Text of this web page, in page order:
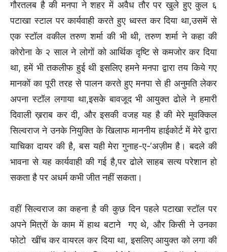
गौरतलब है की मनपा ने शहर में अवैध तौर पर खुले हुए कुल ६
पटाखा स्टाल पर कार्यवाही करते हुए ध्वस्त कर दिया था,उसमें से
एक स्टॉल वकील तरुण शर्मा की भी थी, तरुण शर्मा ने कहा की
कोरोना के २ साल ने लोगों को आर्थिक दृष्टि से कमजोर कर दिया
था, हमें भी तकलीफ हुई थी इसलिए हमने मनपा द्वारा तय किये गए
मानकों का पूरी तरह से पालन करते हुए मनपा से ही अनुमति लेकर
अपना स्टॉल लगाया था,इसके बावजूद भी आयुक्त ढोले ने हमारी
दिवाली ख़राब कर दी, और इसकी वजह यह है की मेरे मुवक्किल
सिल्वराज ने उनके नियुक्ति के खिलाफ माननीय हाईकोर्ट में मेरे द्वारा
याचिका दायर की है, बस यही मेरा गुनाह-ए-‘अज़ीम है। बदले की
भावना से यह कार्यवाही की गई है,पर ढोले साहब सत्य परेशान हो
सकता है पर अधर्म कभी जीत नहीं सकता।
वहीं सिल्वराज का कहना है की कुछ दिन पहले पटाखा स्टॉल पर
अपने मित्रों के काम में हाथ बटाने गए थे, और किसी ने उनका
फोटो खींच कर वायरल कर दिया था, इसलिए आयुक्त को लगा की